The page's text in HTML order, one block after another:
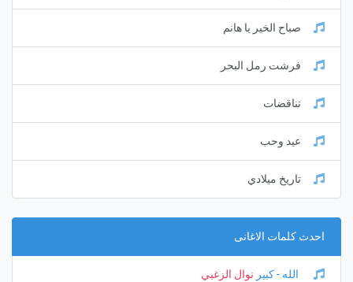
صباح الخير يا هانم
فرشت رمل البحر
تناقضات
عيد وحب
تاريخ ميلادي
احدث كلمات الاغانى
الله - كبير نوال الزغبي